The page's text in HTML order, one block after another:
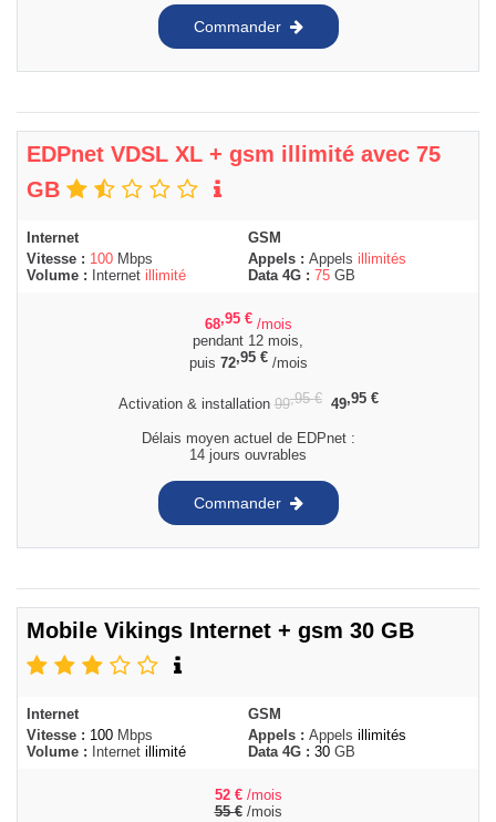
Commander
EDPnet VDSL XL + gsm illimité avec 75
GB
Internet
Vitesse : 100 Mbps
Volume :
Internet illimité
GSM
Appels : Appels illimités
Data 4G : 75 GB
68,95 € /mois
pendant 12 mois,
puis 72,95 €/mois
Activation & installation99,95€ 49,95 €
Délais moyen actuel de EDPnet :
14 jours ouvrables
Commander
Mobile Vikings Internet + gsm 30 GB
Internet
Vitesse : 100 Mbps
Volume :
Internet illimité
GSM
Appels : Appels illimités
Data 4G : 30 GB
52 € /mois
55€/mois